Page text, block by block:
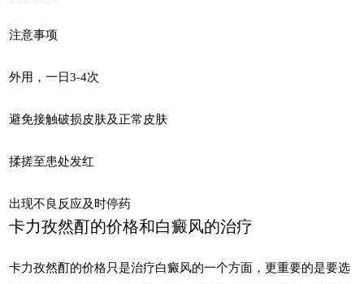
注意事项
外用，一日3-4次
避免接触破损皮肤及正常皮肤
揉搓至患处发红
出现不良反应及时停药
卡力孜然酊的价格和白癜风的治疗
卡力孜然酊的价格只是治疗白癜风的一个方面，更重要的是要选